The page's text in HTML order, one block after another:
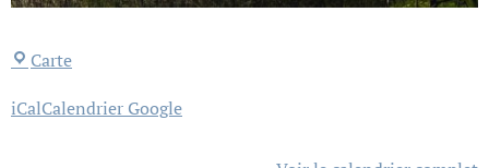
Carte
iCalCalendrier Google